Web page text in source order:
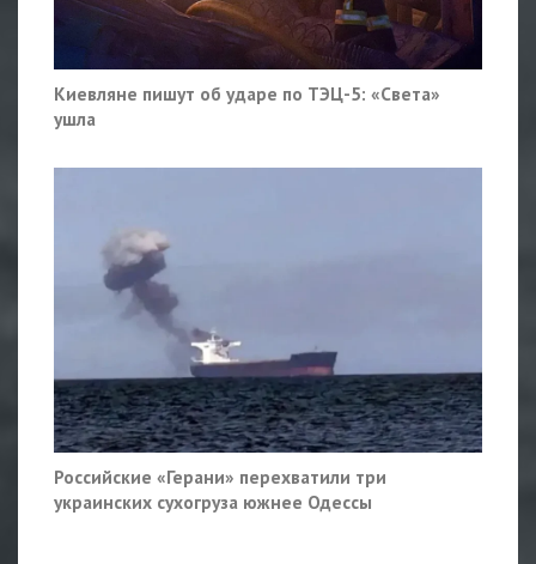
Киевляне пишут об ударе по ТЭЦ-5: «Света»
ушла
Российские «Герани» перехватили три
украинских сухогруза южнее Одессы